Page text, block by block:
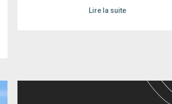
Lire la suite